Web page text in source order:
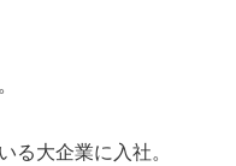
大企業に入社。